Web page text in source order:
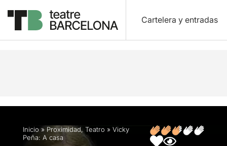
Cartelera y entradas
Descripción Ficha artística Artículos
Inicio» Proximidad, Teatro » Vicky
Peña: A casa